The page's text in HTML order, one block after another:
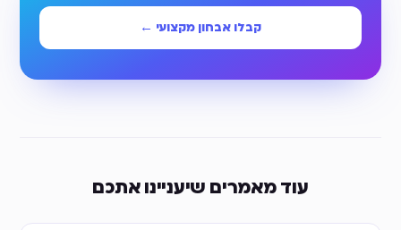
קבלו אבחון מקצועי ←
עוד מאמרים שיעניינו אתכם